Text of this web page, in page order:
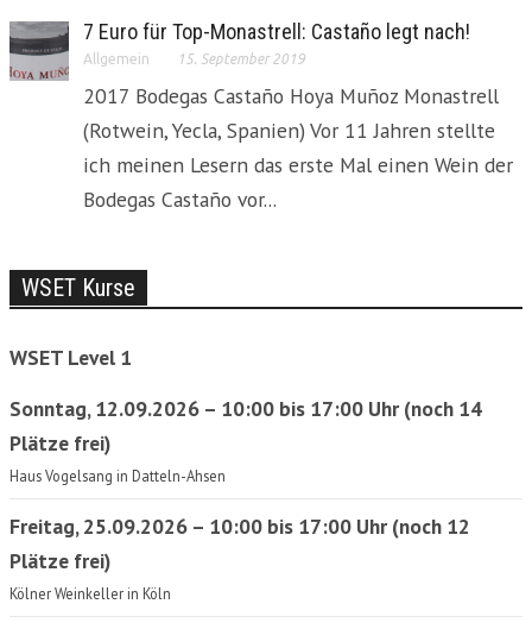
7 Euro für Top-Monastrell: Castaño legt nach!
Allgemein 15. September 2019
2017 Bodegas Castaño Hoya Muñoz Monastrell
(Rotwein, Yecla, Spanien) Vor 11 Jahren stellte
ich meinen Lesern das erste Mal einen Wein der
Bodegas Castaño vor...
WSET Kurse
WSET Level 1
Sonntag, 12.09.2026 – 10:00 bis 17:00 Uhr (noch 14
Plätze frei)
Haus Vogelsang in Datteln-Ahsen
Freitag, 25.09.2026 – 10:00 bis 17:00 Uhr (noch 12
Plätze frei)
Kölner Weinkeller in Köln